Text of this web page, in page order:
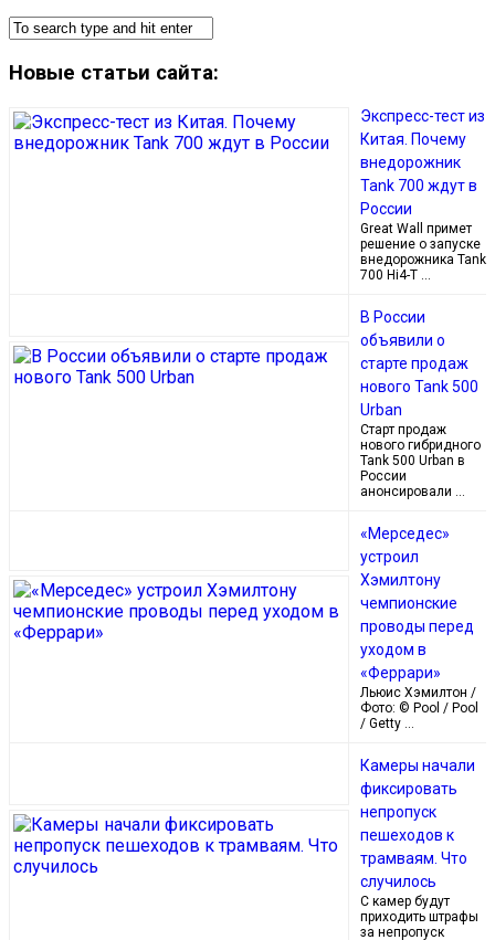
Новые статьи сайта:
Экспресс-тест из
Китая. Почему
внедорожник
Tank 700 ждут в
России
Great Wall примет
решение о запуске
внедорожника Tank
700 Hi4-T …
В России
объявили о
старте продаж
нового Tank 500
Urban
Старт продаж
нового гибридного
Tank 500 Urban в
России
анонсировали …
«Мерседес»
устроил
Хэмилтону
чемпионские
проводы перед
уходом в
«Феррари»
Льюис Хэмилтон /
Фото: © Pool / Pool
/ Getty …
Камеры начали
фиксировать
непропуск
пешеходов к
трамваям. Что
случилось
С камер будут
приходить штрафы
за непропуск